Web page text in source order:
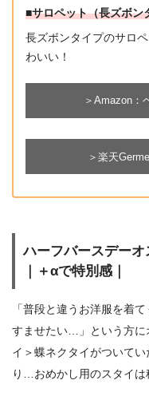
■サロペット（長ズボン
長ズボンタイプのサロ
わいい！
＞Amazon：
＞楽天
ハーフバースデー
｜＋αで特別感｜
「普段と違うお洋服を着
すませたい…」という方に
イ＞蝶ネクタイがついて
り…おめかし用のスタイ